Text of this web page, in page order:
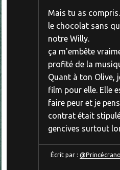
Mais tu as
le chocolat sans
notre Willy.
ça m'embête
profité de la
Quant à ton Olive,
film pour elle. Elle
faire peur et je
contrat était
gencives surtout
Écrit par :